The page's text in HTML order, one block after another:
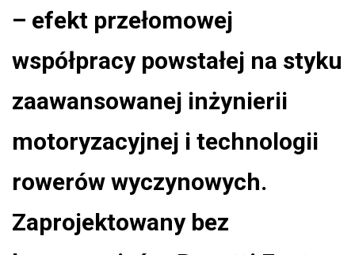
– efekt przełomowej
współpracy powstałej na styku
zaawansowanej inżynierii
motoryzacyjnej i technologii
rowerów wyczynowych.
Zaprojektowany bez